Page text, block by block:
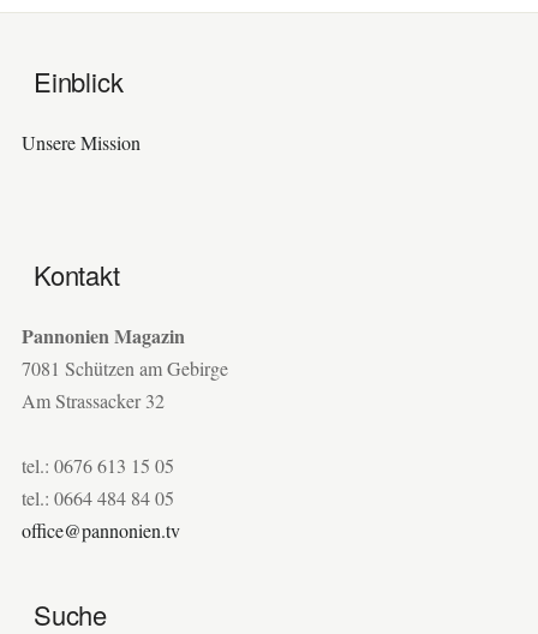
Einblick
Unsere Mission
Kontakt
Pannonien Magazin
7081 Schützen am Gebirge
Am Strassacker 32
tel.: 0676 613 15 05
tel.: 0664 484 84 05
office@pannonien.tv
Suche